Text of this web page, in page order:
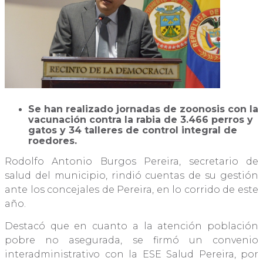
Se han realizado jornadas de zoonosis con la
vacunación contra la rabia de 3.466 perros y
gatos y 34 talleres de control integral de
roedores.
Rodolfo Antonio Burgos Pereira, secretario de
salud del municipio, rindió cuentas de su gestión
ante los concejales de Pereira, en lo corrido de este
año.
Destacó que en cuanto a la atención población
pobre no asegurada, se firmó un convenio
interadministrativo con la ESE Salud Pereira, por